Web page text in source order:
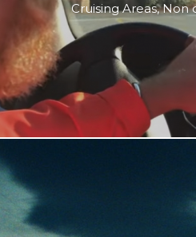
Cruising Areas,Non